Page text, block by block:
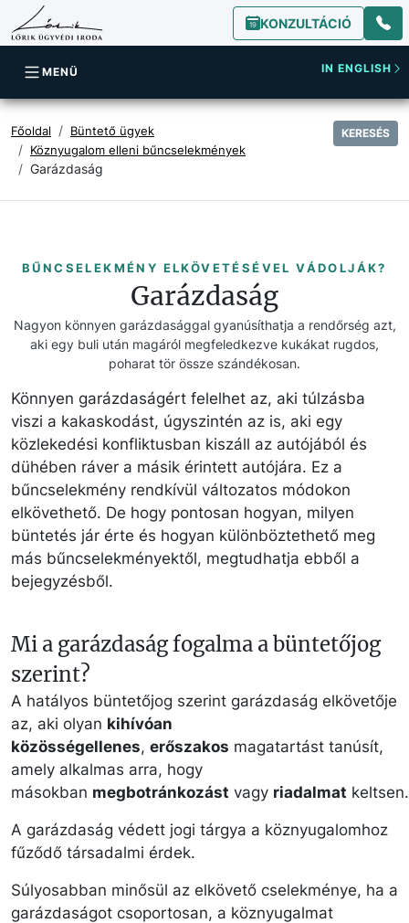
KONZULTÁCIÓ
MENÜ IN ENGLISH
Főoldal
Büntető ügyek
Köznyugalom elleni bűncselekmények
Garázdaság
KERESÉS
BŰNCSELEKMÉNY ELKÖVETÉSÉVEL VÁDOLJÁK?
Garázdaság
Nagyon könnyen garázdasággal gyanúsíthatja a rendőrség azt,
aki egy buli után magáról megfeledkezve kukákat rugdos,
poharat tör össze szándékosan.
Könnyen garázdaságért felelhet az, aki túlzásba
viszi a kakaskodást, úgyszintén az is, aki egy
közlekedési konfliktusban kiszáll az autójából és
dühében ráver a másik érintett autójára. Ez a
bűncselekmény rendkívül változatos módokon
elkövethető. De hogy pontosan hogyan, milyen
büntetés jár érte és hogyan különböztethető meg
más bűncselekményektől, megtudhatja ebből a
bejegyzésből.
Mi a garázdaság fogalma a büntetőjog
szerint?
A hatályos büntetőjog szerint garázdaság elkövetője
az, aki olyan kihívóan
közösségellenes, erőszakos magatartást tanúsít,
amely alkalmas arra, hogy
másokban megbotránkozást vagy riadalmat
A garázdaság védett jogi tárgya a köznyugalomhoz
fűződő társadalmi érdek.
Súlyosabban minősül az elkövető cselekménye, ha a
garázdaságot csoportosan, a köznyugalmat